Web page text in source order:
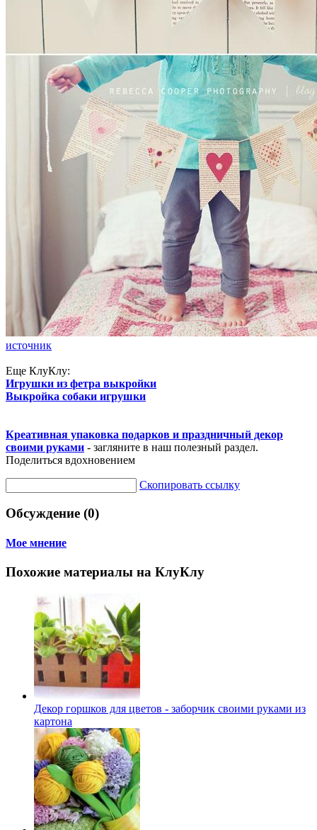
источник
Еще КлуКлу:
Игрушки из фетра выкройки
Выкройка собаки игрушки
Креативная упаковка подарков и праздничный декор
своими руками - загляните в наш полезный раздел.
Поделиться вдохновением
Скопировать ссылку
Обсуждение (0)
Мое мнение
Похожие материалы на КлуКлу
Декор горшков для цветов - заборчик своими руками из
картона